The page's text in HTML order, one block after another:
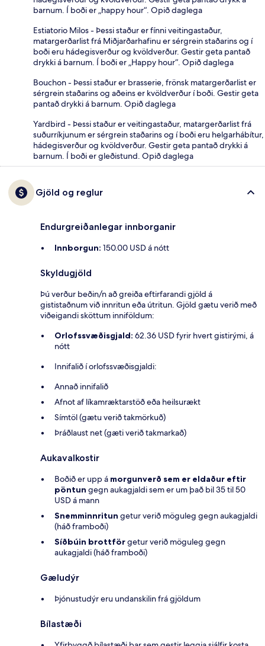
barnum. Í boði er „happy hour“. Opið daglega
Estiatorio Milos - Þessi staður er fínni veitingastaður,
matargerðarlist frá Miðjarðarhafinu er sérgrein staðarins og í
boði eru hádegisverður og kvöldverður. Gestir geta pantað
drykki á barnum. Í boði er „Happy hour“. Opið daglega
Bouchon - Þessi staður er brasserie, frönsk matargerðarlist er
sérgrein staðarins og aðeins er kvöldverður í boði. Gestir geta
pantað drykki á barnum. Opið daglega
Yardbird - Þessi staður er veitingastaður, matargerðarlist frá
suðurríkjunum er sérgrein staðarins og í boði eru helgarhábítur,
hádegisverður og kvöldverður. Gestir geta pantað drykki á
barnum. Í boði er gleðistund. Opið daglega
Gjöld og reglur
Endurgreiðanlegar innborganir
Innborgun: 150.00 USD á nótt
Skyldugjöld
Þú verður beðin/n að greiða eftirfarandi gjöld á
gististaðnum við innritun eða útritun. Gjöld gætu verið með
viðeigandi sköttum inniföldum:
Orlofssvæðisgjald: 62.36 USD fyrir hvert gistirými, á
nótt
Innifalið í orlofssvæðisgjaldi:
Annað innifalið
Afnot af líkamræktarstöð eða heilsurækt
Símtöl (gætu verið takmörkuð)
Þráðlaust net (gæti verið takmarkað)
Aukavalkostir
Boðið er upp á morgunverð sem er eldaður eftir
pöntun gegn aukagjaldi sem er um það bil 35 til 50
USD á mann
Snemminnritun getur verið möguleg gegn aukagjaldi
(háð framboði)
Síðbúin brottförgetur verið möguleg gegn
aukagjaldi (háð framboði)
Gæludýr
Þjónustudýr eru undanskilin frá gjöldum
Bílastæði